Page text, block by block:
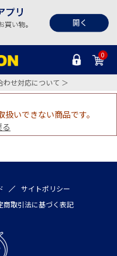
0
わせ対応について ＞
いできない商品です。
サイトポリシー
商取引法に基づく表記